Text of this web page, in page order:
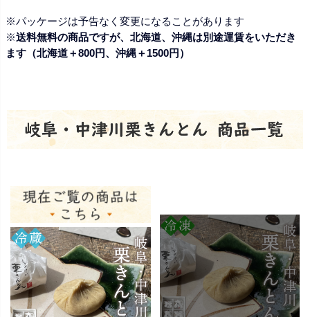
※パッケージは予告なく変更になることがあります
※送料無料の商品ですが、北海道、沖縄は別途運賃をいただき
ます（北海道＋800円、沖縄＋1500円）